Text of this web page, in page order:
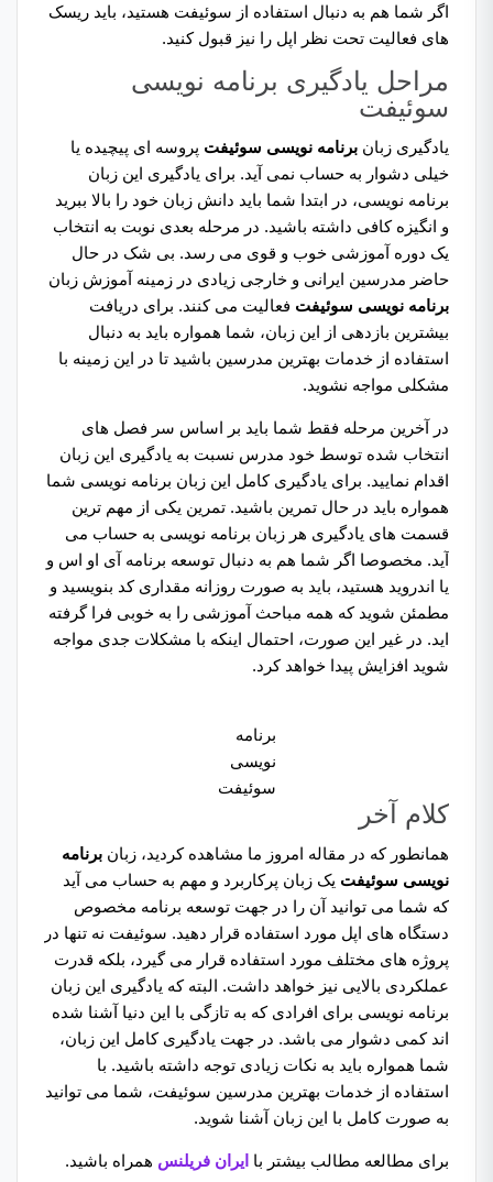
اگر شما هم به دنبال استفاده از سوئیفت هستید، باید ریسک
های فعالیت تحت نظر اپل را نیز قبول کنید.
مراحل یادگیری برنامه نویسی
سوئیفت
یادگیری زبان برنامه نویسی سوئیفت پروسه ای پیچیده یا
خیلی دشوار به حساب نمی آید. برای یادگیری این زبان
برنامه نویسی، در ابتدا شما باید دانش زبان خود را بالا ببرید
و انگیزه کافی داشته باشید. در مرحله بعدی نوبت به انتخاب
یک دوره آموزشی خوب و قوی می رسد. بی شک در حال
حاضر مدرسین ایرانی و خارجی زیادی در زمینه آموزش زبان
برنامه نویسی سوئیفت فعالیت می کنند. برای دریافت
بیشترین بازدهی از این زبان، شما همواره باید به دنبال
استفاده از خدمات بهترین مدرسین باشید تا در این زمینه با
مشکلی مواجه نشوید.
در آخرین مرحله فقط شما باید بر اساس سر فصل های
انتخاب شده توسط خود مدرس نسبت به یادگیری این زبان
اقدام نمایید. برای یادگیری کامل این زبان برنامه نویسی شما
همواره باید در حال تمرین باشید. تمرین یکی از مهم ترین
قسمت های یادگیری هر زبان برنامه نویسی به حساب می
آید. مخصوصا اگر شما هم به دنبال توسعه برنامه آی او اس و
یا اندروید هستید، باید به صورت روزانه مقداری کد بنویسید و
مطمئن شوید که همه مباحث آموزشی را به خوبی فرا گرفته
اید. در غیر این صورت، احتمال اینکه با مشکلات جدی مواجه
شوید افزایش پیدا خواهد کرد.
برنامه
نویسی
سوئیفت
کلام آخر
همانطور که در مقاله امروز ما مشاهده کردید، زبان برنامه
نویسی سوئیفت یک زبان پرکاربرد و مهم به حساب می آید
که شما می توانید آن را در جهت توسعه برنامه مخصوص
دستگاه های اپل مورد استفاده قرار دهید. سوئیفت نه تنها در
پروژه های مختلف مورد استفاده قرار می گیرد، بلکه قدرت
عملکردی بالایی نیز خواهد داشت. البته که یادگیری این زبان
برنامه نویسی برای افرادی که به تازگی با این دنیا آشنا شده
اند کمی دشوار می باشد. در جهت یادگیری کامل این زبان،
شما همواره باید به نکات زیادی توجه داشته باشید. با
استفاده از خدمات بهترین مدرسین سوئیفت، شما می توانید
به صورت کامل با این زبان آشنا شوید.
برای مطالعه مطالب بیشتر با ایران فریلنس همراه باشید.